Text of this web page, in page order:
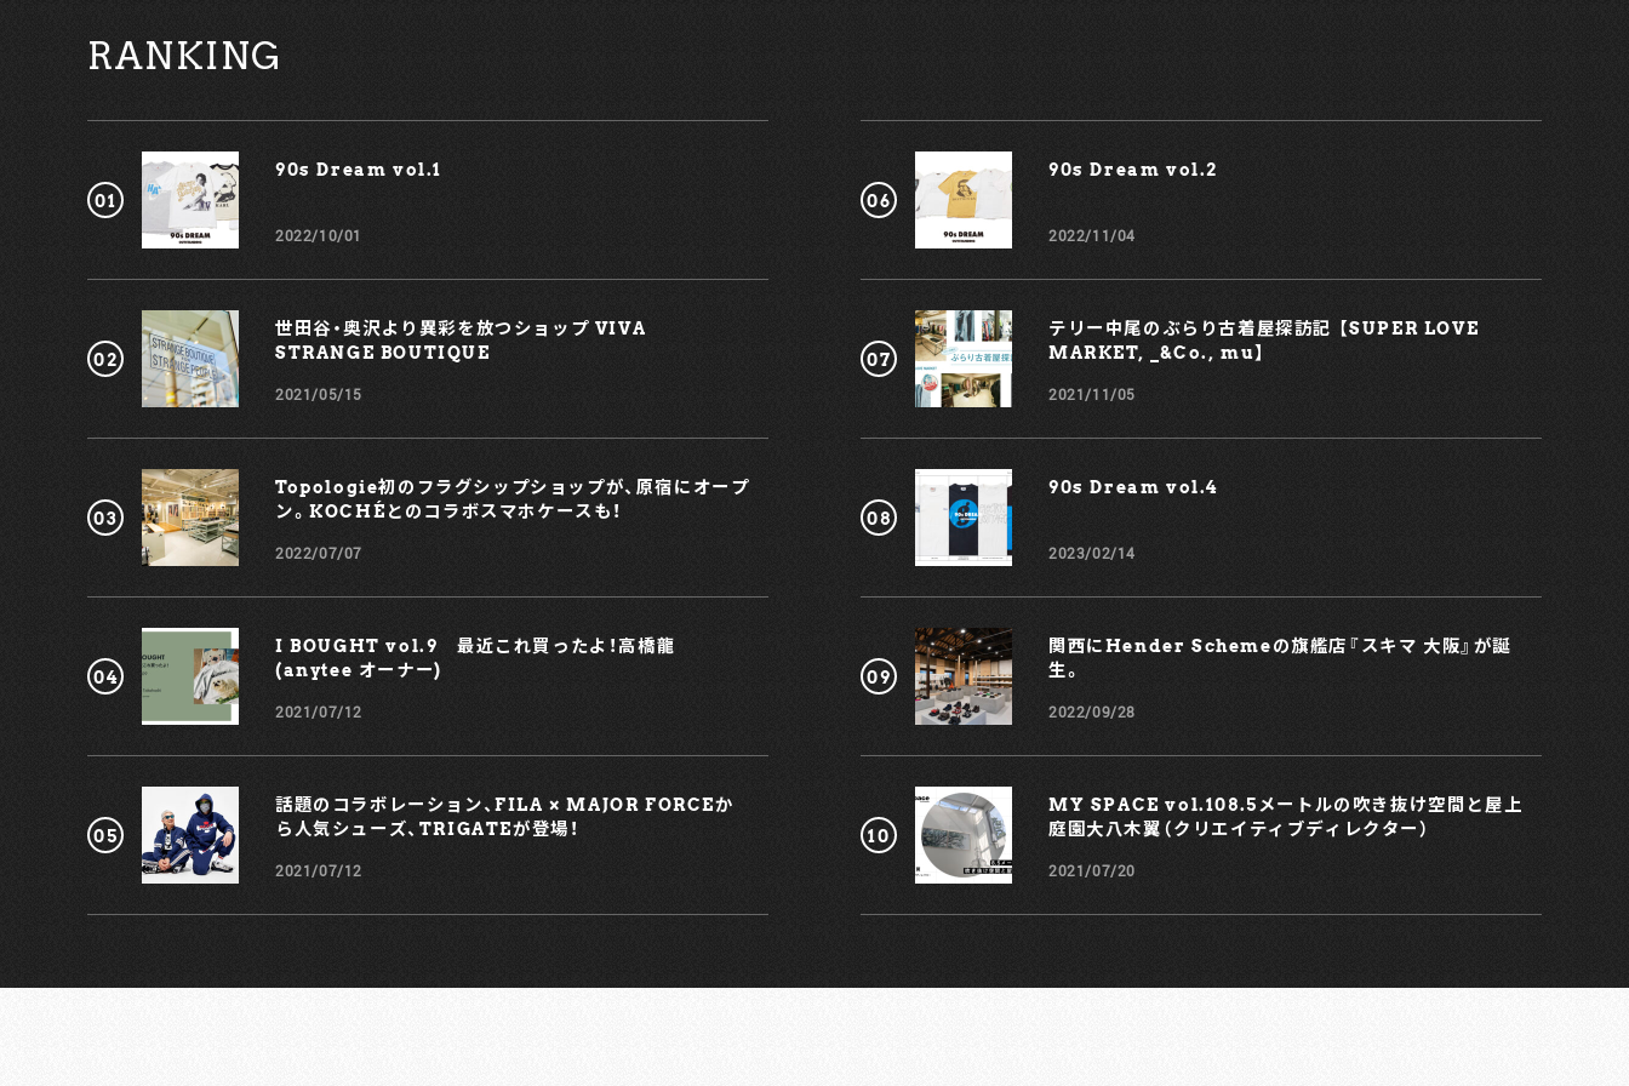
インタビューを通じてぜひ楽しんでみよう。 Thanks：
SUPER LOVE MARKET, _&Co., mu Text by
渋谷マークシティの裏あたり、数々の飲食店に囲まれた地
で営業を続ける『SUPER LOVE MARKET』。洋服屋のメ
インストリートとはなかなか言いにくいこの地に同店がオ
ープンしたのは、2021年7月末のことだという。店主の安
井氏に、このお店のこだわりを伺った。 中尾：今日はよろ
しくお願いします。 安井：こちらこそよろしくお願いしま
れたんですね（笑）。 安井：目の前にラーメン屋がある古着
屋、相当珍しいですよね（笑）。 中尾：なんとなく、大阪の東
心斎橋のような雰囲気があって面白いなぁと思います。安
井さんは元々、大阪の『CHAPPIE（チャッピー）』ご出身で
すよね？ 安井：そうですね。2018年に前職のお店が原宿に
お店をオープンすることになり、そのタイミングで僕も上
ロッパっぽい雰囲気を感じます。セレクトのこだわりはど
のような点なのでしょうか？ 安井：買い付けは、アメリカ
へ行っていますね。ぱっと見はヨーロッパっぽいかもしれ
ないけれど。「THE アメカジ！」のようなテイストのもの
を選ぶことはなく、いわば “一筋縄ではいかない服” を選
ではいかない……（笑）。 安井：「ビッグサイズのサイズ10
号」のようなものも買っていないですね。“ただのデカい
服” ではつまらないなぁ、って。デザインとしてビッグサ
イズであれば良いんですが、単純に「大きいだけのもの」
1970年代のものから2000年代のものまで、幅広いジャン
尾：お客さんの層としては、どういった年代の方が多いの
でしょうか？ 安井：20代後半から30代前半の方が多く来
てくれますね。スタイリストの方もリースで来てくださっ
たり、オープンしてからまだ日は浅いですが、ありがたく
ほどの洋服を並べるようにしていて、割合としては「メン
ているんですか？ 安井：遺品セールだったり、スリフトだ
RANKING
90s Dream vol.1￼
2022/10/01
世田谷・奥沢より異彩を放つショップ VIVA
STRANGE BOUTIQUE
2021/05/15
Topologie初のフラグシップショップが、原宿にオープ
ン。KOCHÉとのコラボスマホケースも！
2022/07/07
I BOUGHT vol.9 最近これ買ったよ！高橋龍
(anytee オーナー)
2021/07/12
話題のコラボレーション、FILA × MAJOR FORCEか
ら人気シューズ、TRIGATEが登場！
2021/07/12
90s Dream vol.2￼
2022/11/04
テリー中尾のぶらり古着屋探訪記 【SUPER LOVE
MARKET, _&Co., mu】
2021/11/05
90s Dream vol.4
2023/02/14
関西にHender Schemeの旗艦店『スキマ 大阪』が誕
生。
2022/09/28
MY SPACE vol.108.5メートルの吹き抜け空間と屋上
庭園大八木翼（クリエイティブディレクター）
2021/07/20